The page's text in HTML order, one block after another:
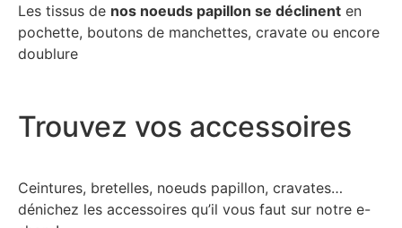
Les tissus de nos noeuds papillon se déclinent en
pochette, boutons de manchettes, cravate ou encore
doublure
Trouvez vos accessoires
Ceintures, bretelles, noeuds papillon, cravates…
dénichez les accessoires qu’il vous faut sur notre e-